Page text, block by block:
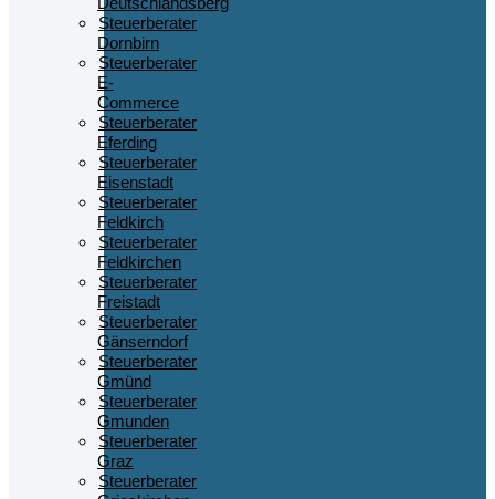
Steuerberater
Dornbirn
Steuerberater
E-
Commerce
Steuerberater
Eferding
Steuerberater
Eisenstadt
Steuerberater
Feldkirch
Steuerberater
Feldkirchen
Steuerberater
Freistadt
Steuerberater
Gänserndorf
Steuerberater
Gmünd
Steuerberater
Gmunden
Steuerberater
Graz
Steuerberater